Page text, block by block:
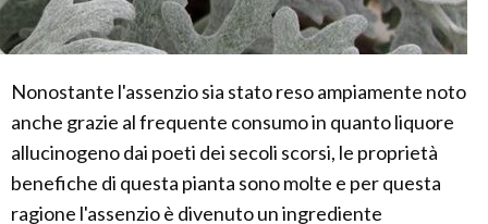
Nonostante l'assenzio sia stato reso ampiamente noto
anche grazie al frequente consumo in quanto liquore
allucinogeno dai poeti dei secoli scorsi, le proprietà
benefiche di questa pianta sono molte e per questa
ragione l'assenzio è divenuto un ingrediente